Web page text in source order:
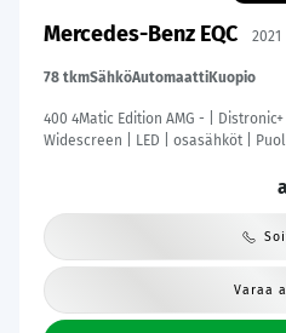
Mercedes-Benz EQC 2021
78 tkmSähköAutomaattiKuopio
400 4Matic Edition AMG - |
Widescreen | LED | osasähköt |
Varaa